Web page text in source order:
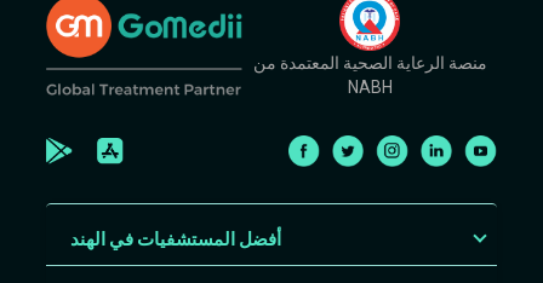
منصة الرعاية الصحية المعتمدة من
NABH
أفضل المستشفيات في الهند